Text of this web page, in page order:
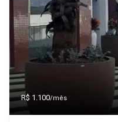
R$ 1.100/mês